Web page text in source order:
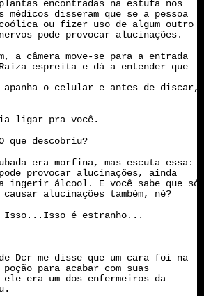
encontradas na estufa nos
disseram que se a pessoa
ou fizer uso de algum outro
pode provocar alucinações.
a câmera move-se para a entrada
espreita e dá a entender que
o celular e antes de discar,
ligar pra você.
que descobriu?
era morfina, mas escuta essa:
provocar alucinações, ainda
ingerir álcool. E você sabe que só
alucinações também, né?
Isso...Isso é estranho...
Dcr me disse que um cara foi na
para acabar com suas
ele era um dos enfermeiros da